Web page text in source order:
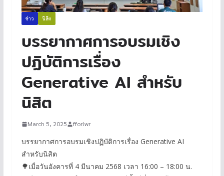
ข่าว นิสิต
บรรยากาศการอบรมเชิง
ปฏิบัติการเรื่อง
Generative AI สำหรับ
นิสิต
March 5, 2025 fforlwr
บรรยากาศการอบรมเชิงปฏิบัติการเรื่อง Generative AI
สำหรับนิสิต
🌳เมื่อวันอังคารที่ 4 มีนาคม 2568 เวลา 16:00 – 18:00 น.